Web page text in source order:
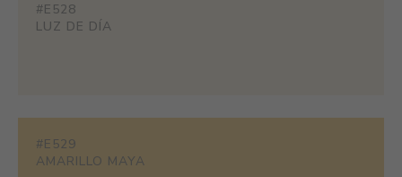
#E528
LUZ DE DÍA
#E529
AMARILLO MAYA